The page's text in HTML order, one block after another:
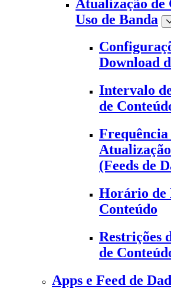
Atualização de
Uso de Banda
Download
Intervalo
de
Frequência
(Feeds de
Horário de
Conteúdo
Restrições
de
Apps e Feed de